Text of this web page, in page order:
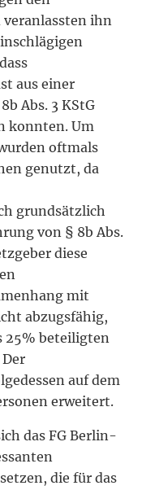
veranlassten ihn
aus einer
Abs. 3 KStG
konnten. Um
oftmals
genutzt, da
grundsätzlich
von § 8b Abs.
diese
mit
abzugsfähig,
25% beteiligten
auf dem
erweitert.
das FG Berlin-
die für das